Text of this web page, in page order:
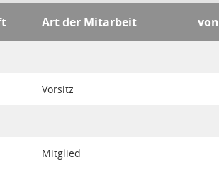
Art der Mitarbeit von
Vorsitz
Mitglied